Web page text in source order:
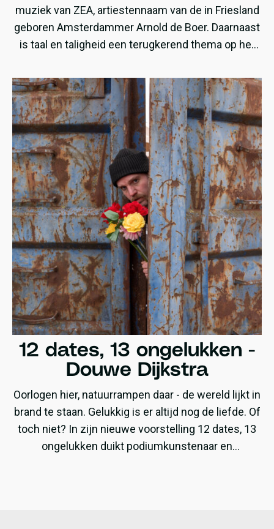
muziek van ZEA, artiestennaam van de in Friesland
geboren Amsterdammer Arnold de Boer. Daarnaast
is taal en taligheid een terugkerend thema op het
het bijbehorende songbook zijn alle songteksten
daarom vertaald naar vier talen: het Fries,
Nederlands, Engels én een bij het nummer
passende vierde taal (zoals bijvoorbeeld Sranan,
Gullah of Frans). De muziek is veelal akoestisch,
minimaal en intiem, met persoonlijke en poëtische
teksten.
12 dates, 13 ongelukken -
Douwe Dijkstra
Oorlogen hier, natuurrampen daar - de wereld lijkt in
brand te staan. Gelukkig is er altijd nog de liefde. Of
toch niet? In zijn nieuwe voorstelling 12 dates, 13
ongelukken duikt podiumkunstenaar en